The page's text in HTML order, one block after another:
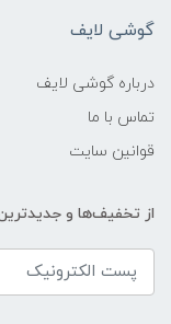
گوشی لایف
درباره گوشی لایف
تماس با ما
قوانین سایت
از تخفیف‌ها و